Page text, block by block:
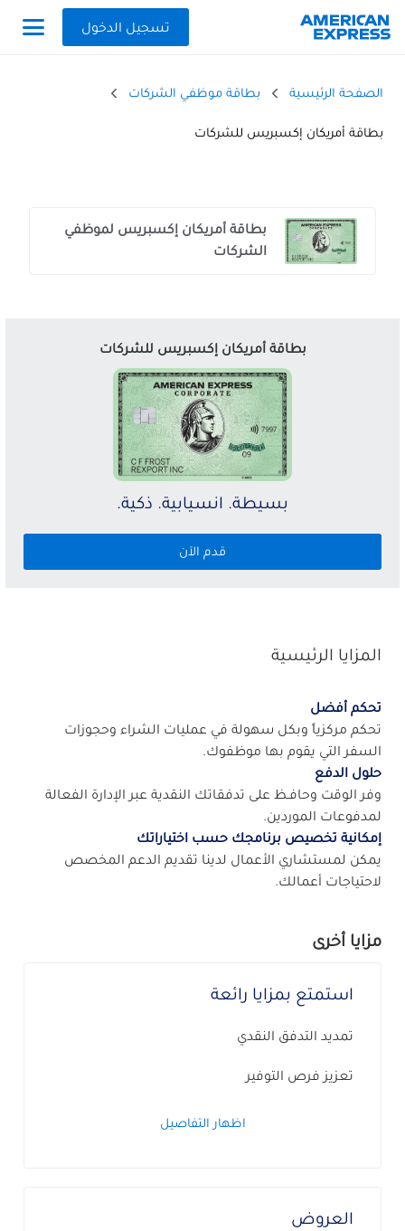
تسجيل الدخول
الصفحة الرئيسية بطاقة موظفي الشركات
بطاقة أمريكان إكسبريس للشركات
Carousel
بطاقة أمريكان إكسبريس لموظفي
الشركات
بطاقة أمريكان إكسبريس للشركات
بسيطة. انسيابية. ذكية.
قدم الآن
المزايا الرئيسية
تحكم أفضل
تحكم مركزياً وبكل سهولة في عمليات الشراء وحجوزات
السفر التي يقوم بها موظفوك.
حلول الدفع
وفر الوقت وحافـظ على تدفقاتك النقدية عبر الإدارة الفعالة
لمدفوعات الموردين.
إمكانية تخصيص برنامجك حسب اختياراتك
يمكن لمستشاري الأعمال لدينا تقديم الدعم المخصص
لاحتياجات أعمالك.
مزايا أخرى
استمتع بمزايا رائعة
تمديد التدفق النقدي
تعزيز فرص التوفير
اظهار التفاصيل
العروض